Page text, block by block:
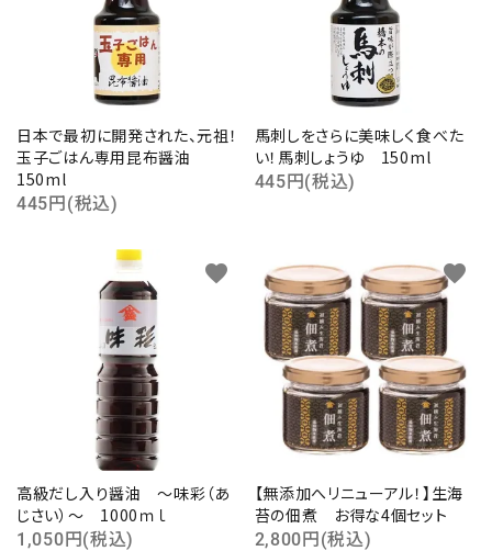
日本で最初に開発された、元祖！
玉子ごはん専用昆布醤油
150ml
445円(税込)
馬刺しをさらに美味しく食べた
い！馬刺しょうゆ 150ml
445円(税込)
高級だし入り醤油 ～味彩（あ
じさい）～ 1000ｍｌ
1,050円(税込)
favorite
【無添加へリニューアル！】生海
苔の佃煮 お得な4個セット
2,800円(税込)
favorite